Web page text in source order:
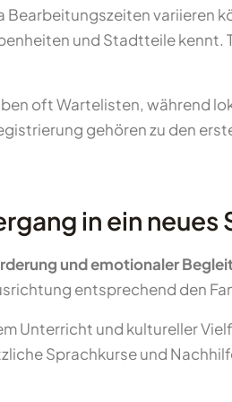
variieren
und Stadtteile kennt.
oft Wartelisten, während
gehören zu den
in ein neues
und emotionaler
entsprechend den
Unterricht und kultureller
Sprachkurse und